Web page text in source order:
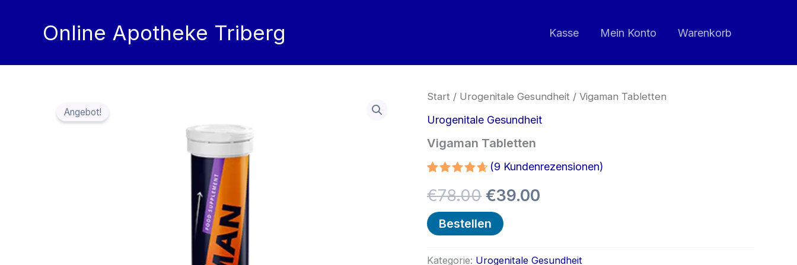
Online Apotheke Triberg Kasse Mein Konto Warenkorb
Angebot!
Start / Urogenitale Gesundheit / Vigaman Tabletten
Urogenitale Gesundheit
Vigaman Tabletten
mit4.75
von 5,
basierend
auf
Kundenbewertungen
(9 Kundenrezensionen)
€78.00 Ursprünglicher
Preis
€39.00
Bestellen
Kategorie: Urogenitale Gesundheit
€78.00
€39.00.